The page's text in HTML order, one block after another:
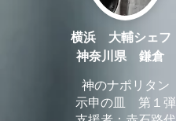
横浜 大輔シェフ
神奈川県 鎌倉
神のナポリタン
示申の皿 第１弾